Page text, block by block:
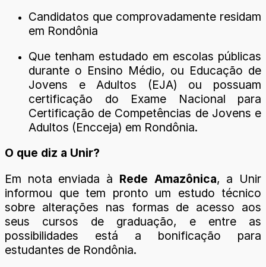
Candidatos que comprovadamente residam
em Rondônia
Que tenham estudado em escolas públicas
durante o Ensino Médio, ou Educação de
Jovens e Adultos (EJA) ou possuam
certificação do Exame Nacional para
Certificação de Competências de Jovens e
Adultos (Encceja) em Rondônia.
O que diz a Unir?
Em nota enviada à Rede Amazônica, a Unir
informou que tem pronto um estudo técnico
sobre alterações nas formas de acesso aos
seus cursos de graduação, e entre as
possibilidades está a bonificação para
estudantes de Rondônia.